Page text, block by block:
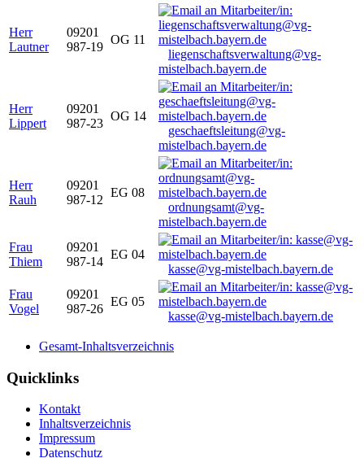
Herr
Lautner
09201
987-19
OG 11
liegenschaftsverwaltung@vg-
mistelbach.bayern.de
Herr
Lippert
09201
987-23
OG 14
geschaeftsleitung@vg-
mistelbach.bayern.de
Herr
Rauh
09201
987-12
EG 08
ordnungsamt@vg-
mistelbach.bayern.de
Frau
Thiem
09201
987-14
EG 04
kasse@vg-mistelbach.bayern.de
Frau
Vogel
09201
987-26
EG 05
kasse@vg-mistelbach.bayern.de
Gesamt-Inhaltsverzeichnis
Quicklinks
Kontakt
Inhaltsverzeichnis
Impressum
Datenschutz